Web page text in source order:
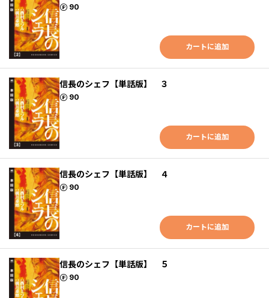
90
ポイント
カートに追加
信長のシェフ【単話版】 ３
90
ポイント
カートに追加
信長のシェフ【単話版】 ４
90
ポイント
カートに追加
信長のシェフ【単話版】 ５
90
ポイント